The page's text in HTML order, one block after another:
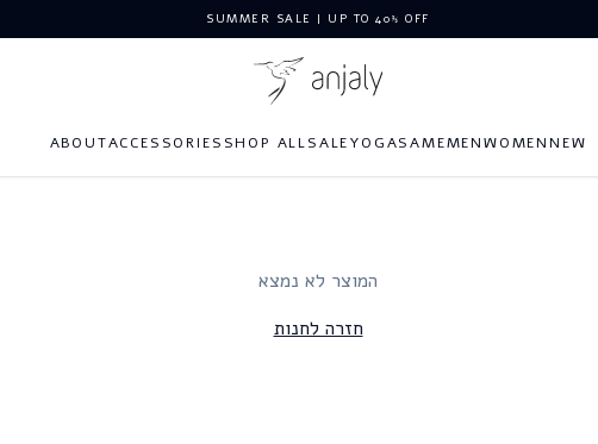
SUMMER SALE | UP TO 40% OFF
NEW
WOMEN
MEN
SAME
YOGA
SALE
SHOP ALL
ACCESSORIES
ABOUT
המוצר לא נמצא
חזרה לחנות